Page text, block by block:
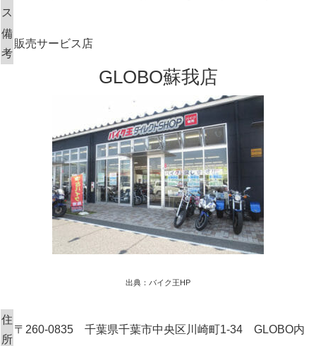
ス
備
考
販売サービス店
GLOBO蘇我店
出典：バイク王HP
住
所
〒260-0835 千葉県千葉市中央区川崎町1-34 GLOBO内